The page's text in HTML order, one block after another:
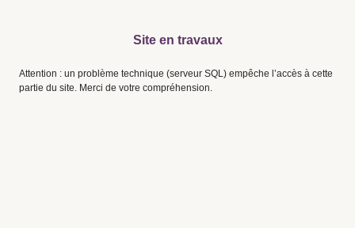
Site en travaux
Attention : un problème technique (serveur SQL) empêche l’accès à cette
partie du site. Merci de votre compréhension.